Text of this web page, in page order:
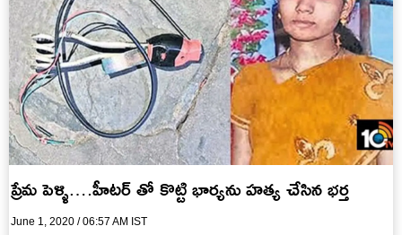
ప్రేమ పెళ్ళి….హీటర్ తో కొట్టి భార్యను హత్య చేసిన భర్త
June 1, 2020 / 06:57 AM IST